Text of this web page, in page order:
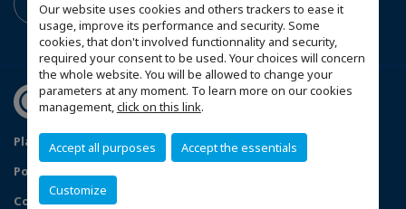
Our website uses cookies and others trackers to ease it
usage, improve its performance and security. Some
cookies, that don't involved functionnality and security,
required your consent to be used. Your choices will concern
the whole website. You will be allowed to change your
parameters at any moment. To learn more on our cookies
management,click on this link.
Accept all purposes Accept the essentials
Customize
Plan du site
Mentions légales
Politique de confidentialité
Configurer vos préférences cookies